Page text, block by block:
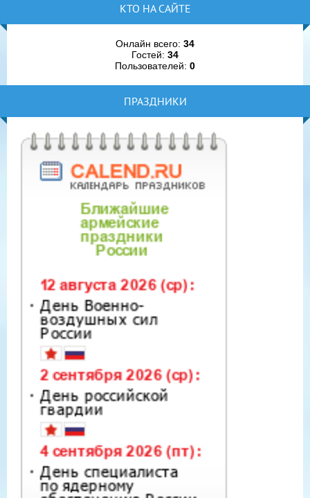
КТО НА САЙТЕ
Онлайн всего: 34
Гостей: 34
Пользователей: 0
ПРАЗДНИКИ